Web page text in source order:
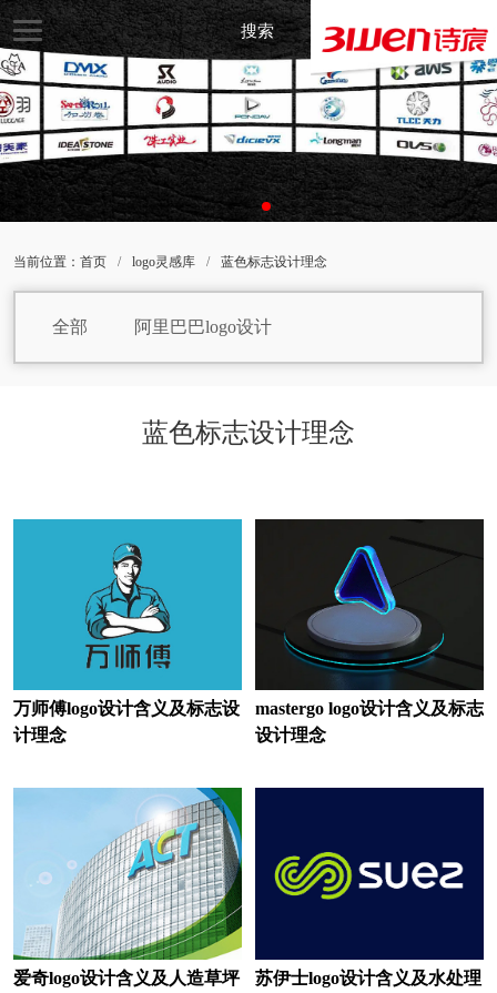
搜索
当前位置： 首页 / logo灵感库 / 蓝色标志设计理念
全部 阿里巴巴logo设计
白巧克力logo设计 包子logo设计
玻璃水logo设计
便利店logo设计 北美洲银行logo设计
保险logo设计 博物馆logo设计
茶logo设计 茶饮logo设计
床垫logo设计 瓷砖logo设计
车企logo设计 充电宝logo设计
充电桩logo设计 厨电logo设计
存储logo设计 厨具logo设计
超市logo设计 抽纸logo设计
餐厅logo设计 茶馆logo设计
蓝色标志设计理念
万师傅logo设计含义及标志设
计理念
mastergo logo设计含义及标志
设计理念
爱奇logo设计含义及人造草坪
苏伊士logo设计含义及水处理